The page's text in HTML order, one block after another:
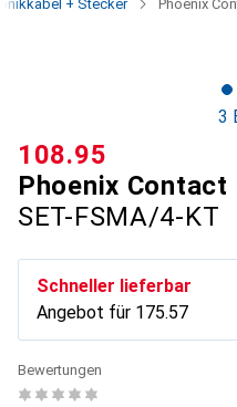
+ Stecker Phoenix
3
Phoenix Contact
SET-FSMA/4-KT
CHF
108.95
Schneller lieferbar
Angebot für CHF
175.57
Bewertungen